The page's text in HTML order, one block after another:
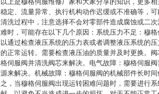
稳定、流量异常、执行机构动作迟缓或不准确等，
清洗过程中，注意选择不会对零部件造成腐蚀或二
难时，可能存在以下几个原因：系统压力不足：穆
以通过检查液压系统的压力表或者调整液压系统的
的正常运转。需要检查液压油的质量并及时更换。
格伺服阀并清洗阀芯来解决。电气故障：穆格伺服
源来解决。机械故障：穆格伺服阀的机械部件长时
之，当穆格伺服阀出现运转困难问题时，需要进行